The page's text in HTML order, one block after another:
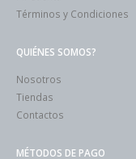
Términos y Condiciones
QUIÉNES SOMOS?
Nosotros
Tiendas
Contactos
MÉTODOS DE PAGO